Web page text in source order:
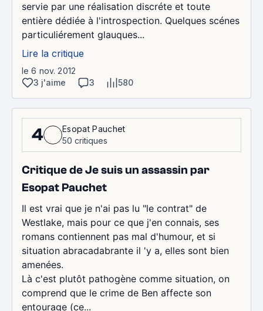
servie par une réalisation discréte et toute
entière dédiée à l'introspection. Quelques scénes
particuliérement glauques...
Lire la critique
le 6 nov. 2012
3 j'aime
3 580
4
Esopat Pauchet
50 critiques
Critique de Je suis un assassin par
Esopat Pauchet
Il est vrai que je n'ai pas lu "le contrat" de
Westlake, mais pour ce que j'en connais, ses
romans contiennent pas mal d'humour, et si
situation abracadabrante il 'y a, elles sont bien
amenées.
Là c'est plutôt pathogène comme situation, on
comprend que le crime de Ben affecte son
entourage (ce...